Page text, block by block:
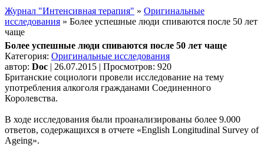
Журнал "Интенсивная терапия" » Оригинальные
исследования » Более успешные люди спиваются после 50 лет
чаще
Более успешные люди спиваются после 50 лет чаще
Категория: Оригинальные исследования
автор: Doc | 26.07.2015 | Просмотров: 920
Британские социологи провели исследование на тему
употребления алкоголя гражданами Соединенного
Королевства.
В ходе исследования были проанализированы более 9.000
ответов, содержащихся в отчете «English Longitudinal Survey of
Ageing».